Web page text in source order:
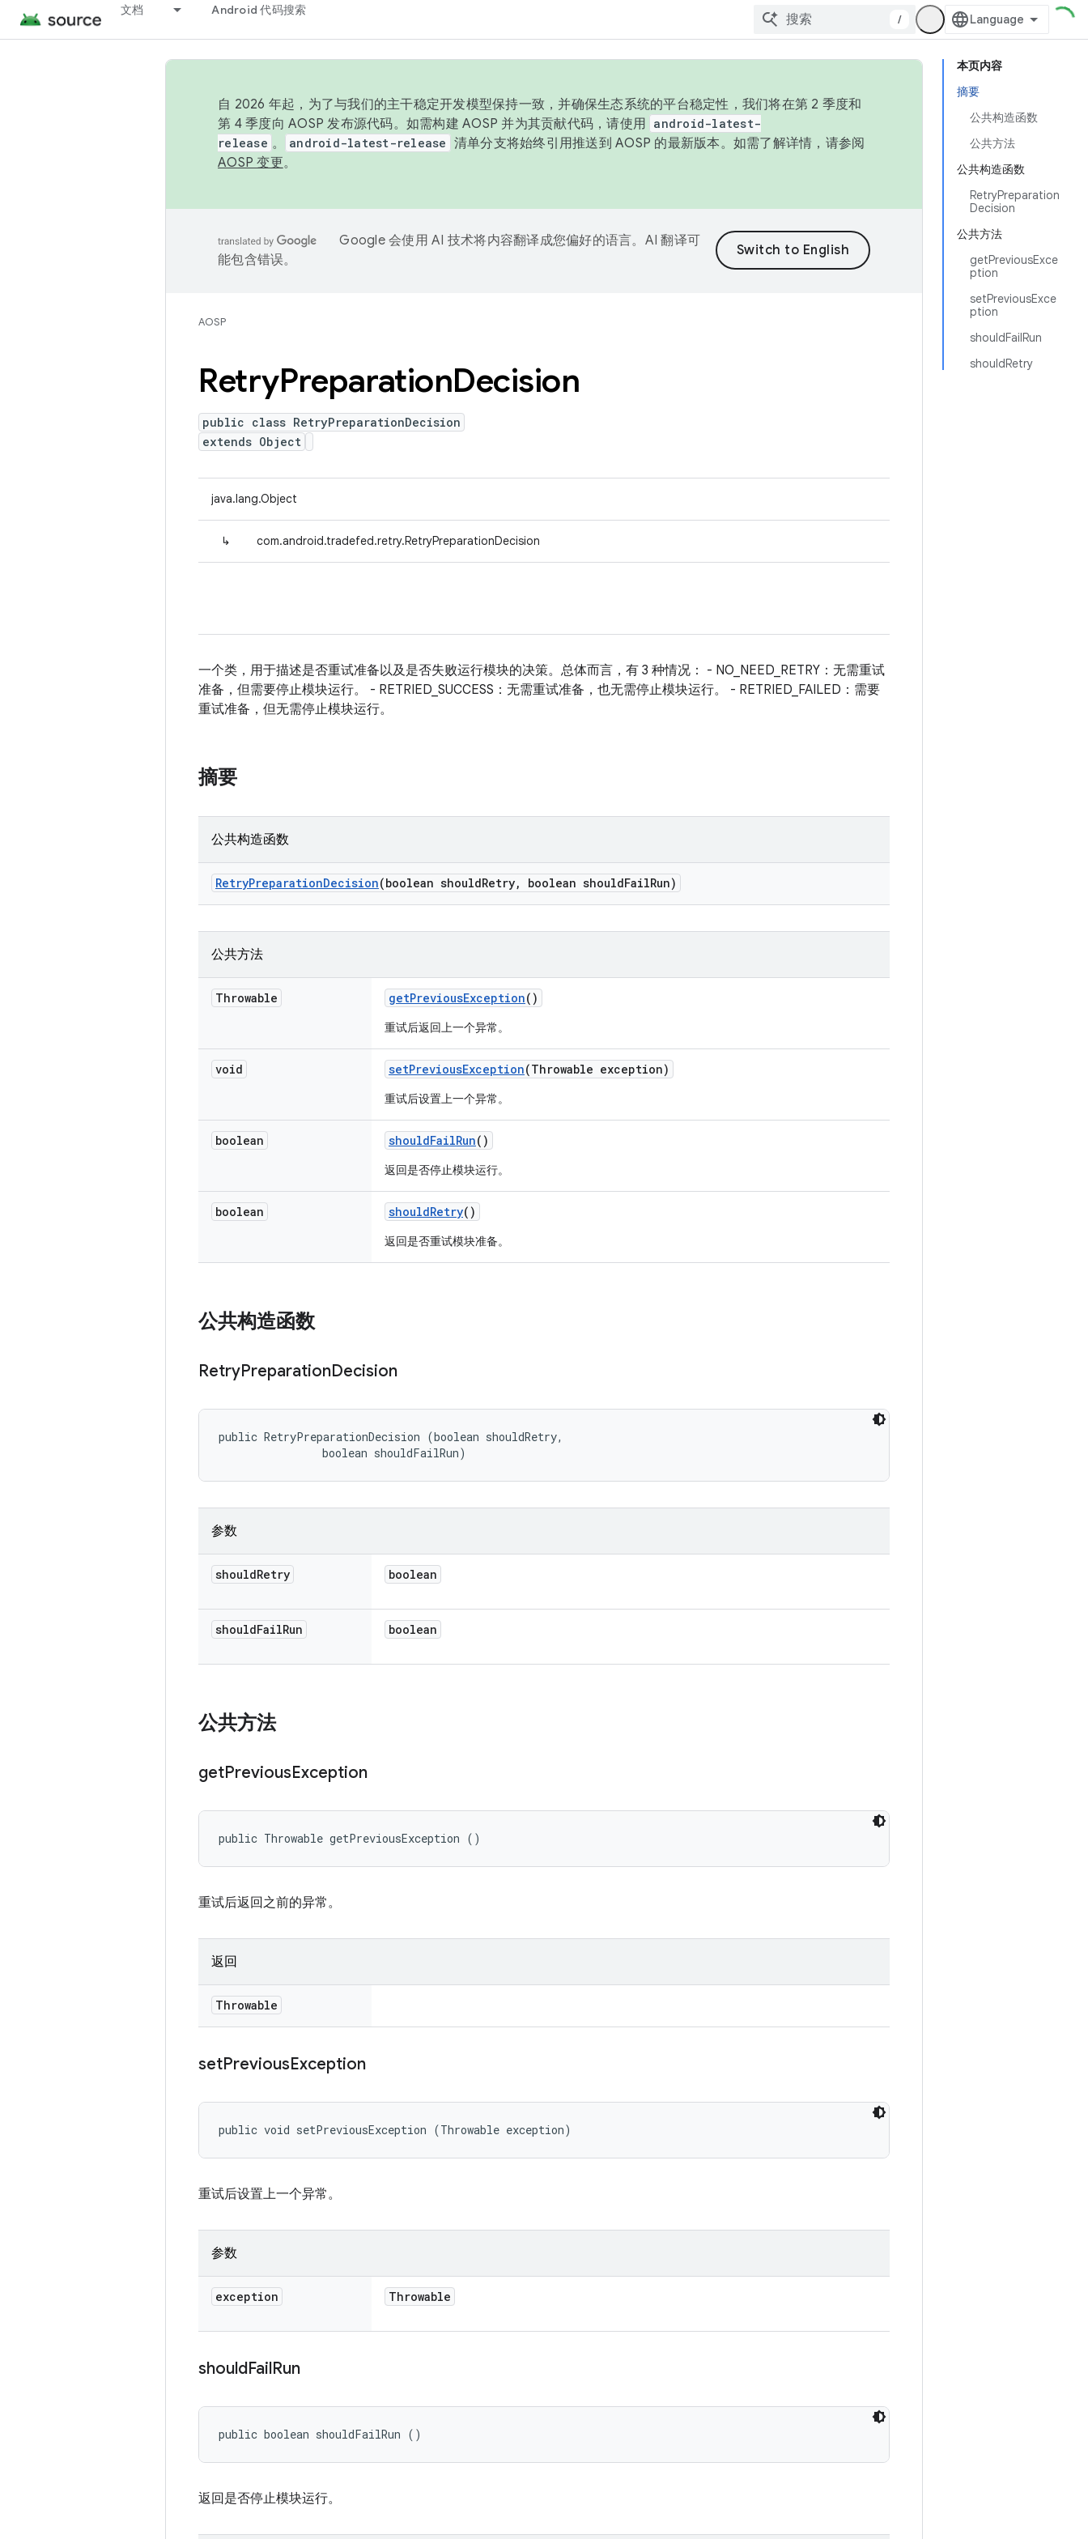
文档 Android 代码搜索
/
本页内容
摘要
公共构造函数
公共方法
公共构造函数
RetryPreparation
Decision
公共方法
getPreviousExce
ption
setPreviousExce
ption
shouldFailRun
shouldRetry
自 2026 年起，为了与我们的主干稳定开发模型保持一致，并确保生态系统的平台稳定性，我们将在第 2 季度和
第 4 季度向 AOSP 发布源代码。如需构建 AOSP 并为其贡献代码，请使用 android-latest-
release 。 android-latest-release 清单分支将始终引用推送到 AOSP 的最新版本。如需了解详情，请参阅
AOSP 变更。
Google 会使用 AI 技术将内容翻译成您偏好的语言。AI 翻译可
能包含错误。
AOSP
RetryPreparationDecision
public class RetryPreparationDecision
extends Object
java.lang.Object
↳ com.android.tradefed.retry.RetryPreparationDecision
一个类，用于描述是否重试准备以及是否失败运行模块的决策。总体而言，有 3 种情况： - NO_NEED_RETRY：无需重试
准备，但需要停止模块运行。 - RETRIED_SUCCESS：无需重试准备，也无需停止模块运行。 - RETRIED_FAILED：需要
重试准备，但无需停止模块运行。
摘要
公共构造函数
RetryPreparationDecision(boolean shouldRetry, boolean shouldFailRun)
公共方法
Throwable getPreviousException()
重试后返回上一个异常。
void setPreviousException(Throwable exception)
重试后设置上一个异常。
boolean shouldFailRun()
返回是否停止模块运行。
boolean shouldRetry()
返回是否重试模块准备。
公共构造函数
RetryPreparationDecision
public RetryPreparationDecision (boolean shouldRetry,
                boolean shouldFailRun)
参数
shouldRetry boolean
shouldFailRun boolean
公共方法
getPreviousException
public Throwable getPreviousException ()
重试后返回之前的异常。
返回
Throwable
setPreviousException
public void setPreviousException (Throwable exception)
重试后设置上一个异常。
参数
exception Throwable
shouldFailRun
public boolean shouldFailRun ()
返回是否停止模块运行。